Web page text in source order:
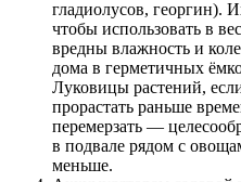
гладиолусов, георгин).
чтобы использовать в
вредны влажность и
дома в герметичных
Луковицы растений,
прорастать раньше
перемерзать —
в подвале рядом с
меньше.